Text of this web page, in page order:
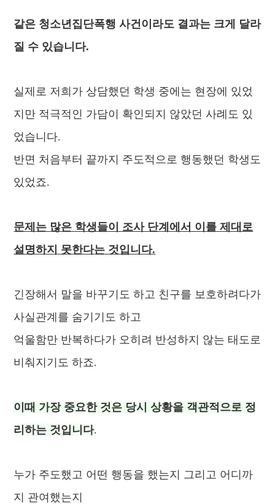
같은 청소년집단폭행 사건이라도 결과는 크게 달라
질 수 있습니다.
실제로 저희가 상담했던 학생 중에는 현장에 있었
지만 적극적인 가담이 확인되지 않았던 사례도 있
었습니다.
반면 처음부터 끝까지 주도적으로 행동했던 학생도
있었죠.
문제는 많은 학생들이 조사 단계에서 이를 제대로
설명하지 못한다는 것입니다.
긴장해서 말을 바꾸기도 하고 친구를 보호하려다가
사실관계를 숨기기도 하고
억울함만 반복하다가 오히려 반성하지 않는 태도로
비춰지기도 하죠.
이때 가장 중요한 것은 당시 상황을 객관적으로 정
리하는 것입니다.
누가 주도했고 어떤 행동을 했는지 그리고 어디까
지 관여했는지